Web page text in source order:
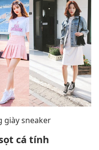
giày sneaker
cá tính